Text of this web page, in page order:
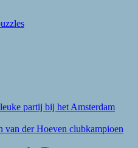
partij bij het Amsterdam
van der Hoeven clubkampioen